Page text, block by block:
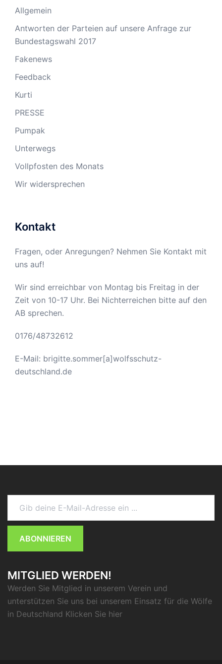
Allgemein
Antworten der Parteien auf unsere Anfrage zur
Bundestagswahl 2017
Fakenews
Feedback
Kurti
PRESSE
Pumpak
Unterwegs
Vollpfosten des Monats
Wir widersprechen
Kontakt
Fragen, oder Anregungen? Nehmen Sie Kontakt mit
uns auf!
Wir sind erreichbar von Montag bis Freitag in der
Zeit von 10-17 Uhr. Bei Nichterreichen bitte auf den
AB sprechen.
0176/48732612
E-Mail: brigitte.sommer[a]wolfsschutz-
deutschland.de
Gib deine E-Mail-Adresse ein ...
ABONNIEREN
MITGLIED WERDEN!
Werden Sie Mitglied in unserem Verein und
unterstützen Sie uns bei unserem Einsatz für die Wölfe
in Deutschland Klicken Sie hier